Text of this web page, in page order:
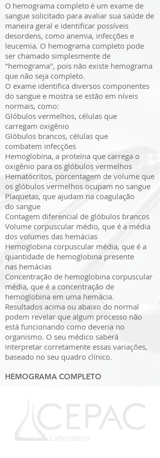
O hemograma completo é um exame de
sangue solicitado para avaliar sua saúde de
maneira geral e identificar possíveis
desordens, como anemia, infecções e
leucemia. O hemograma completo pode
ser chamado simplesmente de
"hemograma", pois não existe hemograma
que não seja completo.
O exame identifica diversos componentes
do sangue e mostra se estão em níveis
normais, como:
Glóbulos vermelhos, células que
carregam oxigênio
Glóbulos brancos, células que
combatem infecções
Hemoglobina, a proteína que carrega o
oxigênio para os glóbulos vermelhos
Hematócritos, porcentagem de volume que
os glóbulos vermelhos ocupam no sangue
Plaquetas, que ajudam na coagulação
do sangue
Contagem diferencial de glóbulos brancos
Volume corpuscular médio, que é a média
dos volumes das hemácias
Hemoglobina corpuscular média, que é a
quantidade de hemoglobina presente
nas hemácias
Concentração de hemoglobina corpuscular
média, que é a concentração de
hemoglobina em uma hemácia.
Resultados acima ou abaixo do normal
podem revelar que algum processo não
está funcionando como deveria no
organismo. O seu médico saberá
interpretar corretamente essas variações,
baseado no seu quadro clínico.
HEMOGRAMA COMPLETO